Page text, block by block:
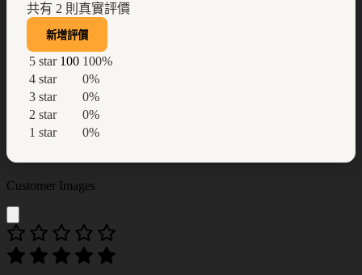
共有 2 則真實評價
新增評價
5 star 100 100%
4 star
0%
3 star
0%
2 star
0%
1 star
0%
Customer Images